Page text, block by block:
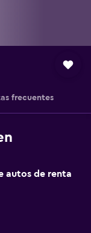
frecuentes
autos de renta